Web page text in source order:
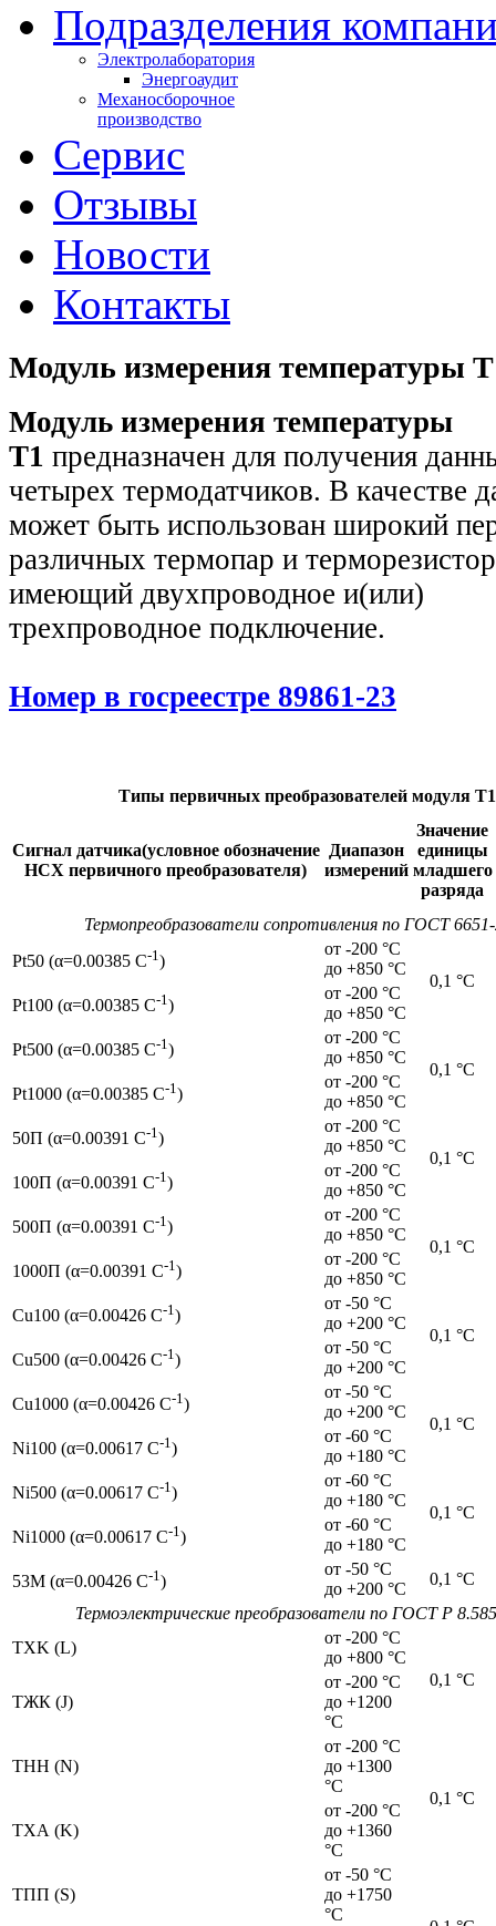
Подразделения
Электролаборатория
Энергоаудит
Механосборочное
производство
Сервис
Отзывы
Новости
Контакты
Модуль измерения температуры
Модуль измерения температуры
T1 предназначен для получения
четырех термодатчиков. В качестве
может быть использован широкий
различных термопар и
имеющий двухпроводное и(или)
трехпроводное подключение.
Номер в госреестре 89861-23
Типы первичных преобразователей модуля Т1
Сигнал датчика(условное обозначение
НСХпервичногопреобразователя)
Диапазон
измерений
Значение
единицы
младшего
разряда
Термопреобразователи сопротивления по ГОСТ
Pt50 (α=0.00385 C-1)
от -200 °С
до +850 °С
0,1 °С
Pt100 (α=0.00385 C-1)
от -200 °С
до +850 °С
Pt500 (α=0.00385 C-1)
от -200 °С
до +850 °С
0,1 °С
Pt1000 (α=0.00385 C-1)
от -200 °С
до +850 °С
50П (α=0.00391 C-1)
от -200 °С
до +850 °С
0,1 °С
100П (α=0.00391 C-1)
от -200 °С
до +850 °С
500П (α=0.00391 C-1)
от -200 °С
до +850 °С
0,1 °С
1000П (α=0.00391 C-1)
от -200 °С
до +850 °С
Cu100 (α=0.00426 C-1)
от -50 °С
до +200 °С
0,1 °С
Cu500 (α=0.00426 C-1)
от -50 °С
до +200 °С
Cu1000 (α=0.00426 C-1)
от -50 °С
до +200 °С
0,1 °С
Ni100 (α=0.00617 C-1)
от -60 °С
до +180 °С
Ni500 (α=0.00617 C-1)
от -60 °С
до +180 °С
0,1 °С
Ni1000 (α=0.00617 C-1)
от -60 °С
до +180 °С
53M (α=0.00426 C-1)
от -50 °С
до +200 °С
0,1 °С
Термоэлектрические преобразователи по ГОСТ Р
TXK (L)
от -200 °С
до +800 °С
0,1 °С
ТЖК (J)
от -200 °С
до +1200
°С
ТНН (N)
от -200 °С
до +1300
°С
0,1 °С
ТХА (K)
от -200 °С
до +1360
°С
ТПП (S)
от -50 °С
до +1750
°С